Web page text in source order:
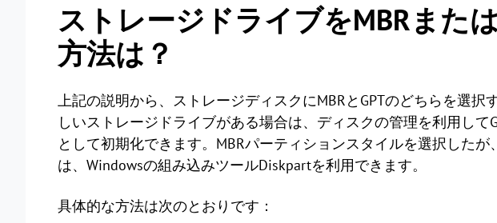
ストレージドライブをMBRまた
方法は？
上記の説明から、ストレージディスクにMBRとGPTのどちらを選択
しいストレージドライブがある場合は、ディスクの管理を利用して
として初期化できます。MBRパーティションスタイルを選択したが
は、Windowsの組み込みツールDiskpartを利用できます。
具体的な方法は次のとおりです：